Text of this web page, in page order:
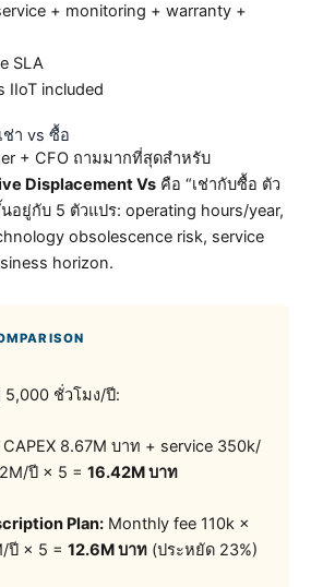
+ monitoring + warranty +
SLA
IIoT included
ช่า vs ซื้อ
+ CFO ถามมากที่สุดสำหรับ
Displacement Vs คือ “เช่ากับซื้อ ตัว
อยู่กับ 5 ตัวแปร: operating hours/year,
obsolescence risk, service
horizon.
5,000 ชั่วโมง/ปี:
8.67M บาท + service 350k/
ปี × 5 = 16.42M บาท
Plan:Monthly fee 110k ×
ปี × 5 = 12.6M บาท(ประหยัด 23%)